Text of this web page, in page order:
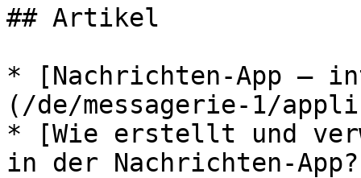
## Artikel
* [Nachrichten-App —
(/de/messagerie-1/
* [Wie erstellt und
in der Nachrichten-